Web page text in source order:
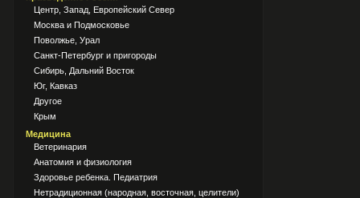
Центр, Запад, Европейский Север
Москва и Подмосковье
Поволжье, Урал
Санкт-Петербург и пригороды
Сибирь, Дальний Восток
Юг, Кавказ
Другое
Крым
Медицина
Ветеринария
Анатомия и физиология
Здоровье ребенка. Педиатрия
Нетрадиционная (народная, восточная, целители)